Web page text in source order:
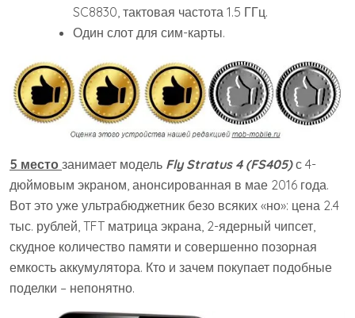
SC8830, тактовая частота 1.5 ГГц.
Один слот для сим-карты.
5 место занимает модель Fly Stratus 4 (FS405) с 4-
дюймовым экраном, анонсированная в мае 2016 года.
Вот это уже ультрабюджетник безо всяких «но»: цена 2.4
тыс. рублей, TFT матрица экрана, 2-ядерный чипсет,
скудное количество памяти и совершенно позорная
емкость аккумулятора. Кто и зачем покупает подобные
поделки – непонятно.